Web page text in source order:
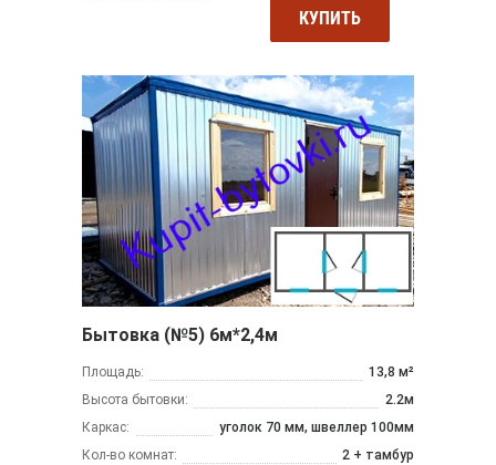
КУПИТЬ
Бытовка (№5) 6м*2,4м
Площадь:
13,8 м²
Высота бытовки:
2.2м
Каркас:
уголок 70 мм, швеллер 100мм
Кол-во комнат:
2 + тамбур